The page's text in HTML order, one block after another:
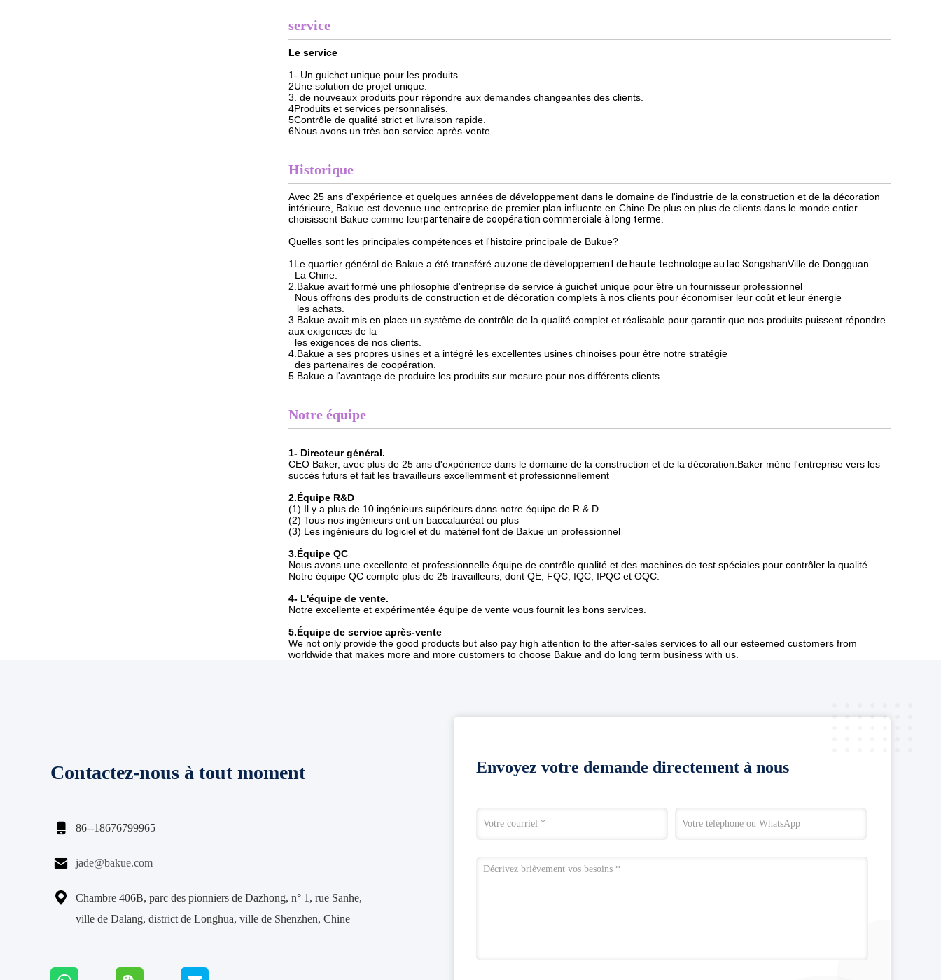
service
Le service
1- Un guichet unique pour les produits.
2Une solution de projet unique.
3. de nouveaux produits pour répondre aux demandes changeantes des clients.
4Produits et services personnalisés.
5Contrôle de qualité strict et livraison rapide.
6Nous avons un très bon service après-vente.
Historique
Avec 25 ans d'expérience et quelques années de développement dans le domaine de l'industrie de la construction et de la décoration
intérieure, Bakue est devenue une entreprise de premier plan influente en Chine.De plus en plus de clients dans le monde entier
choisissent Bakue comme leurpartenaire de coopération commerciale à long terme
Quelles sont les principales compétences et l'histoire principale de Bukue?
1Le quartier général de Bakue a été transféré auzone de développement de haute technologie au lac SongshanVille de Dongguan
La Chine.
2.Bakue avait formé une philosophie d'entreprise de service à guichet unique pour être un fournisseur professionnel
Nous offrons des produits de construction et de décoration complets à nos clients pour économiser leur coût et leur énergie
les achats.
3.Bakue avait mis en place un système de contrôle de la qualité complet et réalisable pour garantir que nos produits puissent répondre
aux exigences de la
les exigences de nos clients.
4.Bakue a ses propres usines et a intégré les excellentes usines chinoises pour être notre stratégie
des partenaires de coopération.
5.Bakue a l'avantage de produire les produits sur mesure pour nos différents clients.
Notre équipe
1- Directeur général.
CEO Baker, avec plus de 25 ans d'expérience dans le domaine de la construction et de la décoration.Baker mène l'entreprise vers les
succès futurs et fait les travailleurs excellemment et professionnellement
2.Équipe R&D
(1) Il y a plus de 10 ingénieurs supérieurs dans notre équipe de R & D
(2) Tous nos ingénieurs ont un baccalauréat ou plus
(3) Les ingénieurs du logiciel et du matériel font de Bakue un professionnel
3.Équipe QC
Nous avons une excellente et professionnelle équipe de contrôle qualité et des machines de test spéciales pour contrôler la qualité.
Notre équipe QC compte plus de 25 travailleurs, dont QE, FQC, IQC, IPQC et OQC.
4- L'équipe de vente.
Notre excellente et expérimentée équipe de vente vous fournit les bons services.
5.Équipe de service après-vente
We not only provide the good products but also pay high attention to the after-sales services to all our esteemed customers from
worldwide that makes more and more customers to choose Bakue and do long term business with us.
Contactez-nous à tout moment
 86--18676799965
 jade@bakue.com

Chambre 406B, parc des pionniers de Dazhong, n° 1, rue Sanhe,
ville de Dalang, district de Longhua, ville de Shenzhen, Chine
Envoyez votre demande directement à nous